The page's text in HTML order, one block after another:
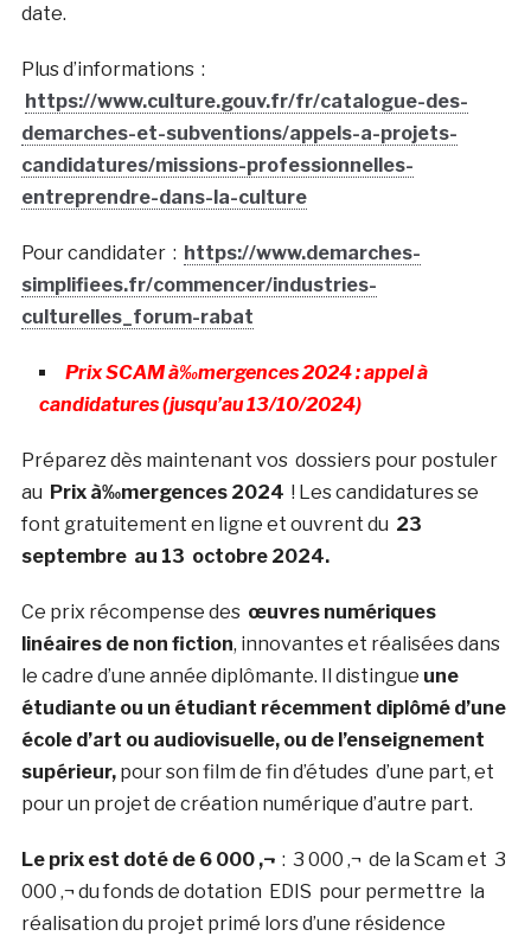
date.
Plus d’informations :
https://www.culture.gouv.fr/fr/catalogue-des-
demarches-et-subventions/appels-a-projets-
candidatures/missions-professionnelles-
entreprendre-dans-la-culture
Pour candidater : https://www.demarches-
simplifiees.fr/commencer/industries-
culturelles_forum-rabat
Prix SCAM à‰mergences 2024 : appel à
candidatures (jusqu’au 13/10/2024)
Préparez dès maintenant vos dossiers pour postuler
au Prix à‰mergences 2024 ! Les candidatures se
font gratuitement en ligne et ouvrent du 23
septembre au 13 octobre 2024.
Ce prix récompense des œuvres numériques
linéaires de non fiction, innovantes et réalisées dans
le cadre d’une année diplômante. Il distingue une
étudiante ou un étudiant récemment diplômé d’une
école d’art ou audiovisuelle, ou de l’enseignement
supérieur,pour son film de fin d’études d’une part, et
pour un projet de création numérique d’autre part.
Le prix est doté de 6 000 ‚¬: 3 000 ‚¬ de la Scam et 3
000 ‚¬ du fonds de dotation EDIS pour permettre la
réalisation du projet primé lors d’une résidence